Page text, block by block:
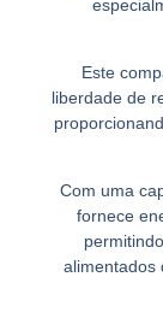
Este
liberdade de
Com uma
fornece
alimentados